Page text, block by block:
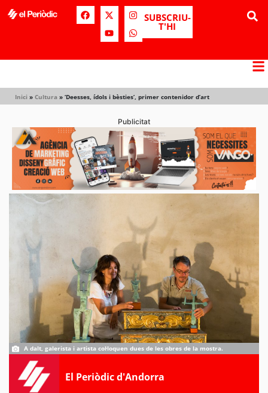
SUBSCRIU-
T'HI
Inici » Cultura » ‘Deesses, ídols i bèsties’, primer contenidor d’art
Publicitat
A dalt, galerista i artista col·loquen dues de les obres de la mostra.
El Periòdic d'Andorra